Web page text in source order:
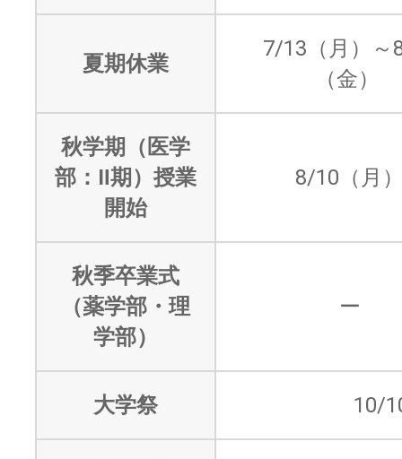
夏期休業
7/13（月）～
（金）
秋学期（医学
部：Ⅱ期）授業
開始
8/10（月
秋季卒業式
（薬学部・理
学部）
ー
大学祭 10/